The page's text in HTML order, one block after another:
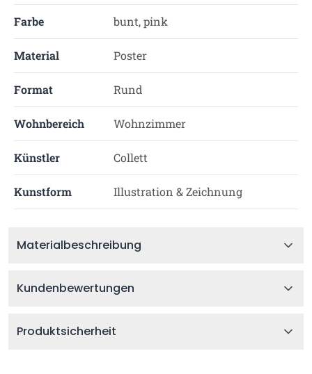
Farbe bunt, pink
Material Poster
Format Rund
Wohnbereich Wohnzimmer
Künstler Collett
Kunstform Illustration & Zeichnung
Materialbeschreibung
Kundenbewertungen
Produktsicherheit